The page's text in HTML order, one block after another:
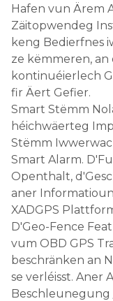
Hafen vun Ärem
Zäitopwendeg
keng Bedierfnes
ze këmmeren,
kontinuéierlech
fir Äert Gefier.
Smart Stëmm
héichwäerteg
Stëmm
Smart Alarm.
Openthalt,
aner
XADGPS
D'Geo-Fence
vum OBD GPS
beschränken an
se verléisst. Aner
Beschleunegung